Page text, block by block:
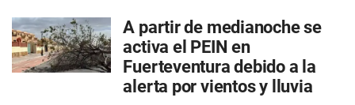
A partir de medianoche se
activa el PEIN en
Fuerteventura debido a la
alerta por vientos y lluvia